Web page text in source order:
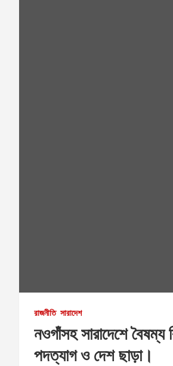
রাজনীতি সারাদেশ
নওগাঁসহ সারাদেশে বৈষম্য
পদত্যাগ ও দেশ ছাড়া।